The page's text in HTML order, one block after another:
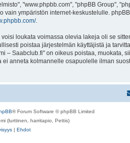
"www.phpbb.com", "phpBB Group",
vain ympäristön internet-keskustelulle.
.
loukata voimassa olevia lakeja oli se
poistaa järjestelmän käyttäjistä ja
Saabclub.fi" on oikeus poistaa, muokata,
anneta kolmannelle osapuolelle ilman
® Forum Software © phpBB Limited
(lurttinen, harritapio, Pettis)
| Ehdot